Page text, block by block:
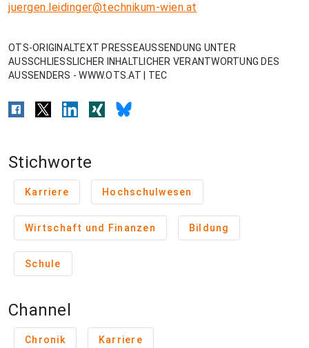
juergen.leidinger@technikum-wien.at
OTS-ORIGINALTEXT PRESSEAUSSENDUNG UNTER
AUSSCHLIESSLICHER INHALTLICHER VERANTWORTUNG DES
AUSSENDERS - WWW.OTS.AT | TEC
Stichworte
Karriere Hochschulwesen
Wirtschaft und Finanzen Bildung
Schule
Channel
Chronik Karriere